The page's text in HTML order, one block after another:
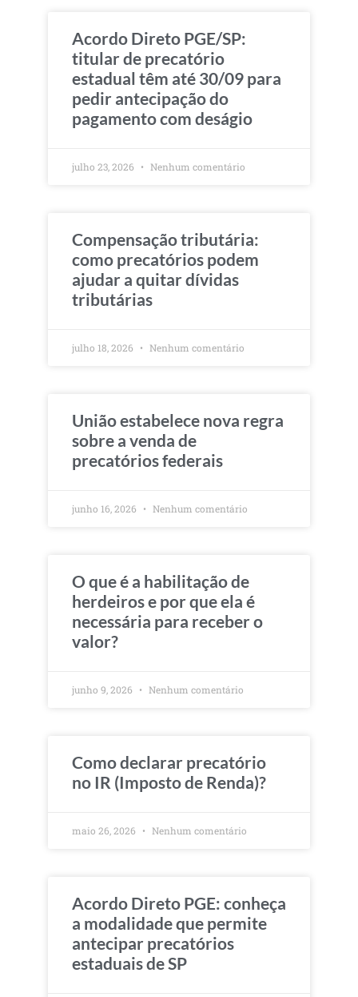
Acordo Direto PGE/SP:
titular de precatório
estadual têm até 30/09 para
pedir antecipação do
pagamento com deságio
julho 23, 2026 Nenhum comentário
Compensação tributária:
como precatórios podem
ajudar a quitar dívidas
tributárias
julho 18, 2026 Nenhum comentário
União estabelece nova regra
sobre a venda de
precatórios federais
junho 16, 2026 Nenhum comentário
O que é a habilitação de
herdeiros e por que ela é
necessária para receber o
valor?
junho 9, 2026 Nenhum comentário
Como declarar precatório
no IR (Imposto de Renda)?
maio 26, 2026 Nenhum comentário
Acordo Direto PGE: conheça
a modalidade que permite
antecipar precatórios
estaduais de SP